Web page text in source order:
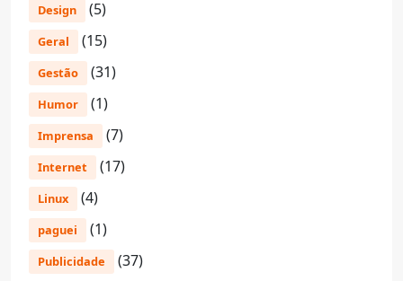
Design (5)
Geral (15)
Gestão (31)
Humor (1)
Imprensa (7)
Internet (17)
Linux (4)
paguei (1)
Publicidade (37)